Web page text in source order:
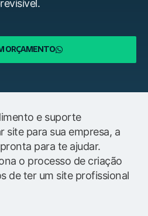
ORÇAMENTO
e suporte
site para sua empresa, a
para te ajudar.
o processo de criação
de ter um site profissional